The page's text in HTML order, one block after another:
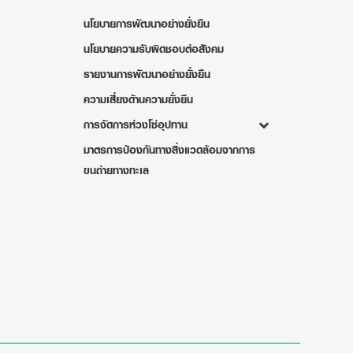
นโยบายการพัฒนาอย่างยั่งยืน
นโยบายความรับผิดชอบต่อสังคม
รายงานการพัฒนาอย่างยั่งยืน
ความเสี่ยงด้านความยั่งยืน
การจัดการห่วงโซ่อุปทาน
มาตรการป้องกันทางสิ่งแวดล้อมจากการ
ขนถ่ายทางทะเล